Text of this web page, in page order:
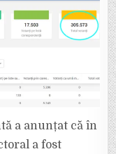
ACEASTĂ
ORĂ.
ÎN
PRIMUL
TUR
ȚĂRII
PESTE
650.000
a anunțat că în
a fost